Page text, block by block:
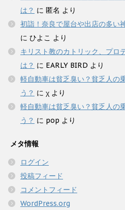
は？ に 匿名 より
初詣！奈良で屋台や出店の多い
に ひよこ より
キリスト教のカトリック、プロ
は？ に EARLY BIRD より
軽自動車は貧乏臭い？貧乏人の
う？ に χ より
軽自動車は貧乏臭い？貧乏人の
う？ に pop より
メタ情報
ログイン
投稿フィード
コメントフィード
WordPress.org